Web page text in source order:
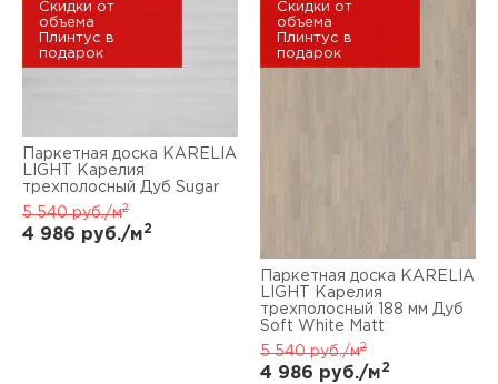
Скидки от
объема
Плинтус в
подарок
Паркетная доска KARELIA
LIGHT Карелия
трехполосный Дуб Sugar
5 540руб./м2
4 986 руб./м2
Скидки от
объема
Плинтус в
подарок
Паркетная доска KARELIA
LIGHT Карелия
трехполосный 188 мм Дуб
Soft White Matt
5 540руб./м2
4 986 руб./м2